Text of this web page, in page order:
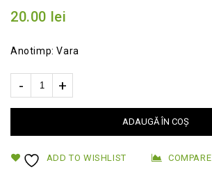
20.00 lei
Anotimp: Vara
ADAUGĂ ÎN COȘ
ADD TO WISHLIST COMPARE